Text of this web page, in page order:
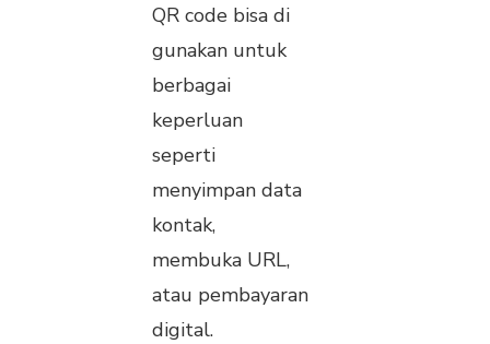
QR code bisa di
gunakan untuk
berbagai
keperluan
seperti
menyimpan data
kontak,
membuka URL,
atau pembayaran
digital.